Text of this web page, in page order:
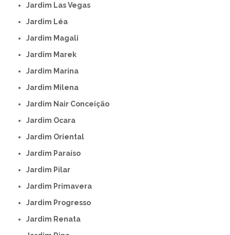
Jardim Las Vegas
Jardim Léa
Jardim Magali
Jardim Marek
Jardim Marina
Jardim Milena
Jardim Nair Conceição
Jardim Ocara
Jardim Oriental
Jardim Paraíso
Jardim Pilar
Jardim Primavera
Jardim Progresso
Jardim Renata